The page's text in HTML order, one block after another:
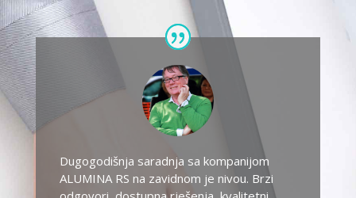
Dugogodišnja saradnja sa kompanijom
ALUMINA RS na zavidnom je nivou. Brzi